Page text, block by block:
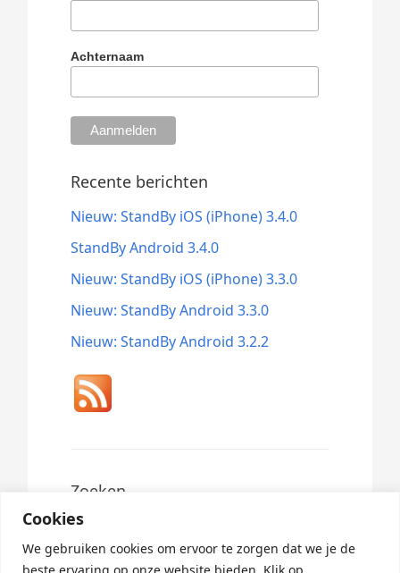
Cookies
We gebruiken cookies om ervoor te zorgen dat we je de
beste ervaring op onze website bieden. Klik op
Achternaam
Recente berichten
Nieuw: StandBy iOS (iPhone) 3.4.0
StandBy Android 3.4.0
Nieuw: StandBy iOS (iPhone) 3.3.0
Nieuw: StandBy Android 3.3.0
Nieuw: StandBy Android 3.2.2
Zoeken
Search
for: